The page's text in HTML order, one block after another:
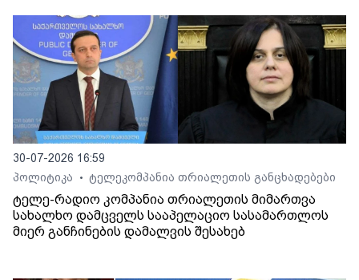
30-07-2026 16:59
პოლიტიკა
• ტელეკომპანია თრიალეთის განცხადებები
ტელე-რადიო კომპანია თრიალეთის მიმართვა
სახალხო დამცველს სააპელაციო სასამართლოს
მიერ განჩინების დამალვის შესახებ